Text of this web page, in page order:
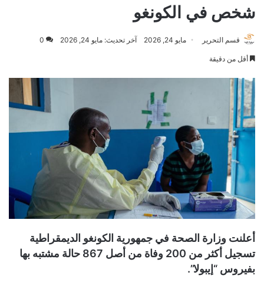
شخص في الكونغو
قسم التحرير مايو 24, 2026 آخر تحديث: مايو 24, 2026 0
أقل من دقيقة
أعلنت وزارة الصحة في جمهورية الكونغو الديمقراطية
تسجيل أكثر من 200 وفاة من أصل 867 حالة مشتبه بها
بفيروس “إيبولا”.